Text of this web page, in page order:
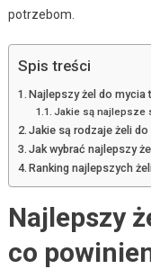
potrzebom.
Spis treści
Najlepszy żel do mycia
Jakie są najlepsze
Jakie są rodzaje żeli
Jak wybrać najlepszy
Ranking najlepszych
Najlepszy
co